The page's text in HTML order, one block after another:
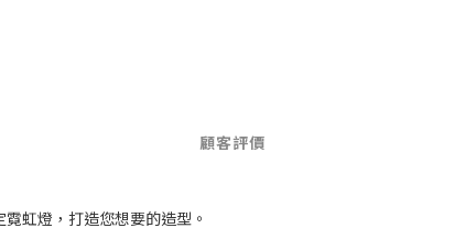
顧客評價
虹燈，打造您想要的造型。